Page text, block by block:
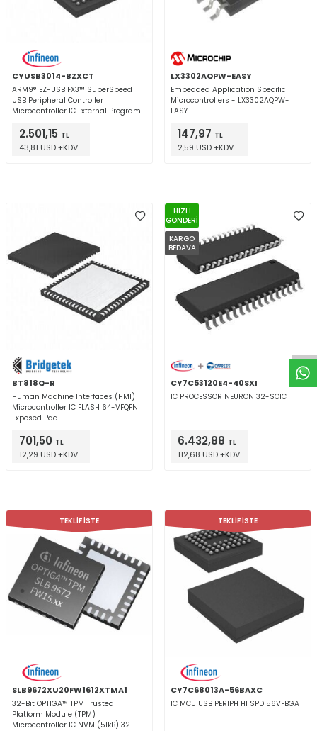
CYUSB3014-BZXCT
ARM9® EZ-USB FX3™ SuperSpeed
USB Peripheral Controller
Microcontroller IC External Program
2.501,15 TL
43,81 USD +KDV
LX3302AQPW-EASY
Embedded Application Specific
Microcontrollers - LX3302AQPW-
EASY
147,97 TL
2,59 USD +KDV
BT818Q-R
Human Machine Interfaces (HMI)
Microcontroller IC FLASH 64-VFQFN
Exposed Pad
701,50 TL
12,29 USD +KDV
HIZLI
GÖNDERİ
KARGO
BEDAVA
CY7C53120E4-40SXI
IC PROCESSOR NEURON 32-SOIC
6.432,88 TL
112,68 USD +KDV
TEKLİF İSTE
SLB9672XU20FW1612XTMA1
32-Bit OPTIGA™ TPM Trusted
Platform Module (TPM)
Microcontroller IC NVM (51kB) 32-
TEKLİF İSTE
CY7C68013A-56BAXC
IC MCU USB PERIPH HI SPD 56VFBGA